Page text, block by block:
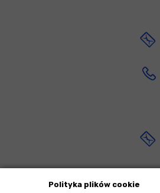
Polityka plików cookie